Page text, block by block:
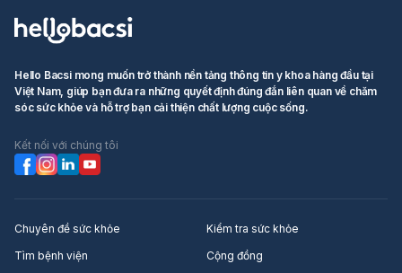
Hello Bacsi mong muốn trở thành nền tảng thông tin y khoa hàng đầu tại
Việt Nam, giúp bạn đưa ra những quyết định đúng đắn liên quan về chăm
sóc sức khỏe và hỗ trợ bạn cải thiện chất lượng cuộc sống.
Kết nối với chúng tôi
Chuyên đề sức khỏe
Kiểm tra sức khỏe
Tìm bệnh viện
Cộng đồng